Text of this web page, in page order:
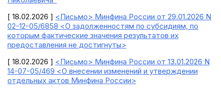
[ 18.02.2026 ] <Письмо> Минфина России от 29.01.2026 N
02-12-05/6858 <О задолженностям по субсидиям, по
которым фактические значения результатов их
предоставления не достигнуты>
[ 18.02.2026 ] <Письмо> Минфина России от 13.01.2026 N
14-07-05/469 <О внесении изменений и утверждении
отдельных актов Минфина России>